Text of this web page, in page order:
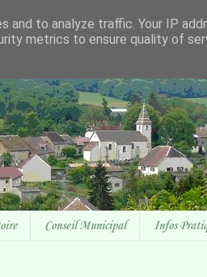
Conseil Municipal Infos
to analyze traffic. Your IP
metrics to ensure quality of